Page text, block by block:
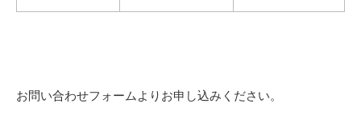
お問い合わせフォームよりお申し込みください。